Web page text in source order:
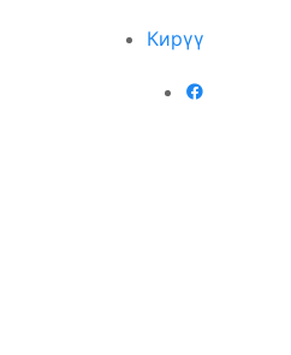
Кирүү